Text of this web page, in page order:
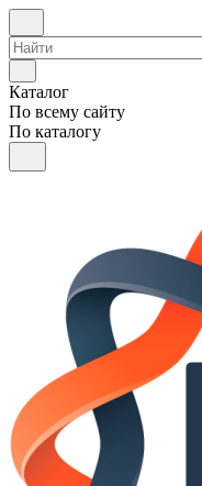
Каталог
По всему сайту
По каталогу